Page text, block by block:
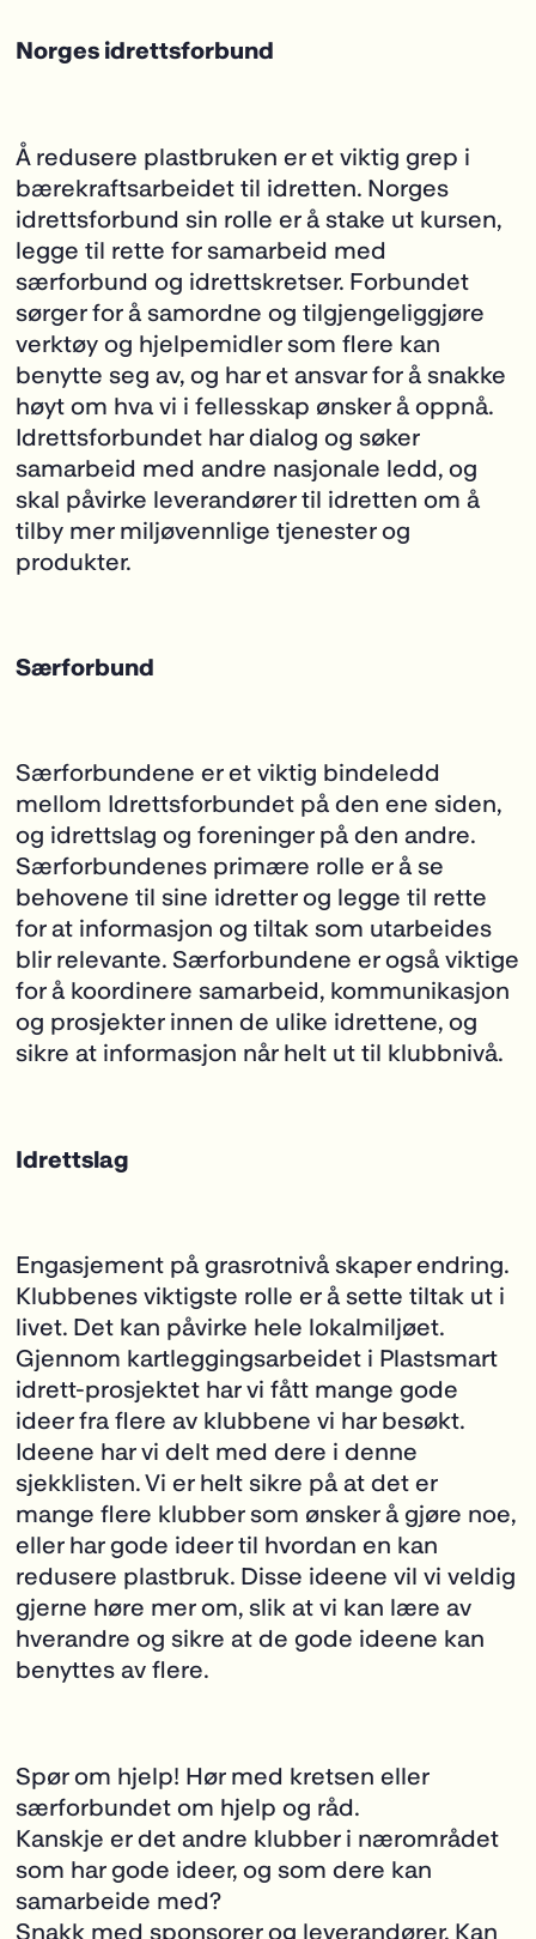
Norges idrettsforbund
Å redusere plastbruken er et viktig grep i
bærekraftsarbeidet til idretten. Norges
idrettsforbund sin rolle er å stake ut kursen,
legge til rette for samarbeid med
særforbund og idrettskretser. Forbundet
sørger for å samordne og tilgjengeliggjøre
verktøy og hjelpemidler som flere kan
benytte seg av, og har et ansvar for å snakke
høyt om hva vi i fellesskap ønsker å oppnå.
Idrettsforbundet har dialog og søker
samarbeid med andre nasjonale ledd, og
skal påvirke leverandører til idretten om å
tilby mer miljøvennlige tjenester og
produkter.
Særforbund
Særforbundene er et viktig bindeledd
mellom Idrettsforbundet på den ene siden,
og idrettslag og foreninger på den andre.
Særforbundenes primære rolle er å se
behovene til sine idretter og legge til rette
for at informasjon og tiltak som utarbeides
blir relevante. Særforbundene er også viktige
for å koordinere samarbeid, kommunikasjon
og prosjekter innen de ulike idrettene, og
sikre at informasjon når helt ut til klubbnivå.
Idrettslag
Engasjement på grasrotnivå skaper endring.
Klubbenes viktigste rolle er å sette tiltak ut i
livet. Det kan påvirke hele lokalmiljøet.
Gjennom kartleggingsarbeidet i Plastsmart
idrett-prosjektet har vi fått mange gode
ideer fra flere av klubbene vi har besøkt.
Ideene har vi delt med dere i denne
sjekklisten. Vi er helt sikre på at det er
mange flere klubber som ønsker å gjøre noe,
eller har gode ideer til hvordan en kan
redusere plastbruk. Disse ideene vil vi veldig
gjerne høre mer om, slik at vi kan lære av
hverandre og sikre at de gode ideene kan
benyttes av flere.
Spør om hjelp! Hør med kretsen eller
særforbundet om hjelp og råd.
Kanskje er det andre klubber i nærområdet
som har gode ideer, og som dere kan
samarbeide med?
Snakk med sponsorer og leverandører. Kan